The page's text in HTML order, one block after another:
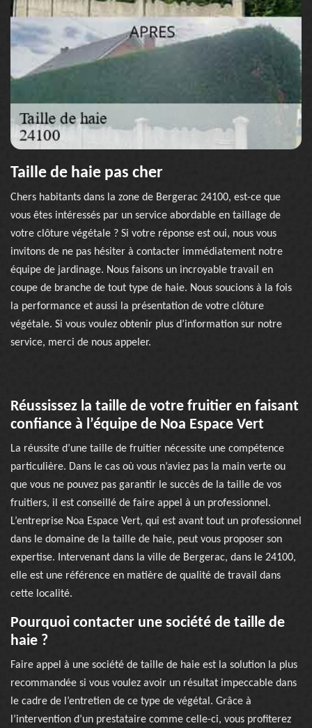
Taille de haie pas cher
Chers habitants dans la zone de Bergerac 24100, est-ce que
vous êtes intéressés par un service abordable en taillage de
votre clôture végétale ? Si votre réponse est oui, nous vous
invitons de ne pas hésiter à contacter immédiatement notre
équipe de jardinage. Nous faisons un incroyable travail en
coupe de branche de tout type de haie. Nous soucions à la fois
la performance et aussi la présentation de votre clôture
végétale. Si vous voulez obtenir plus d’information sur notre
service, merci de nous appeler.
Réussissez la taille de votre fruitier en faisant
confiance à l’équipe de Noa Espace Vert
La réussite d’une taille de fruitier nécessite une compétence
particulière. Dans le cas où vous n’aviez pas la main verte ou
que vous ne pouvez pas garantir le succès de la taille de vos
fruitiers, il est conseillé de faire appel à un professionnel.
L’entreprise Noa Espace Vert, qui est avant tout un professionnel
dans le domaine de la taille de haie, peut vous proposer son
expertise. Intervenant dans la ville de Bergerac, dans le 24100,
elle est une référence en matière de qualité de travail dans
cette localité.
Pourquoi contacter une société de taille de
haie ?
Faire appel à une société de taille de haie est la solution la plus
recommandée si vous voulez avoir un résultat impeccable dans
le cadre de l’entretien de ce type de végétal. Grâce à
l’intervention d’un prestataire comme celle-ci, vous profiterez